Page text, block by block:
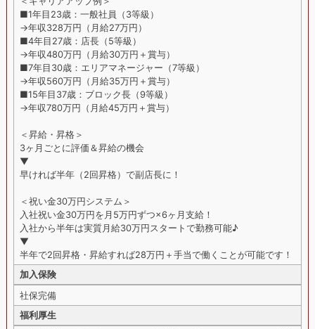
■1年目23歳：一般社員（3等級）
→年収328万円（月給27万円）
■4年目27歳：店長（5等級）
→年収480万円（月給30万円＋賞与）
■7年目30歳：エリアマネージャー（7等級）
→年収560万円（月給35万円＋賞与）
■15年目37歳：ブロック長（9等級）
→年収780万円（月給45万円＋賞与）
＜昇給・昇格＞
3ヶ月ごとに評価＆昇給の機会
▼
早ければ半年（2回昇格）で副店長に！
＜祝い金30万円システム＞
入社祝い金30万円を月5万円ずつ×6ヶ月支給！
入社から半年は実質月給30万円スタートで勤務可能♪
▼
半年で2回昇格・昇給すれば28万円＋手当で働くことが可能です！
加入保険
社保完備
福利厚生